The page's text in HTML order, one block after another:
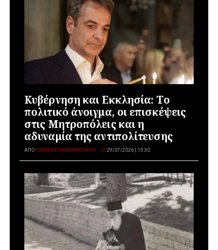
Κυβέρνηση και Εκκλησία: Το
πολιτικό άνοιγμα, οι επισκέψεις
στις Μητροπόλεις και η
αδυναμία της αντιπολίτευσης
ΑΠΌ ΓΙΆΝΝΗΣ ΠΑΠΑΝΙΚΟΛΆΟΥ 29/07/2026 | 13:30